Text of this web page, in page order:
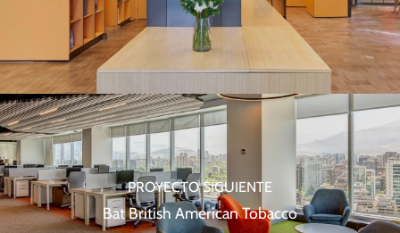
PROYECTO SIGUIENTE
Bat British American Tobacco